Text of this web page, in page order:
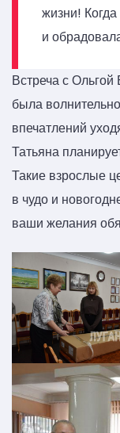
жизни!
и
Встреча с
была
впечатлений
Татьяна
Такие взрослые
в чудо и
ваши желания